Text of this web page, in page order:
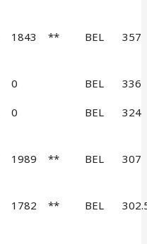
1843 ** BEL 357
0 BEL 336
0 BEL 324
1989 ** BEL 307
1782 ** BEL